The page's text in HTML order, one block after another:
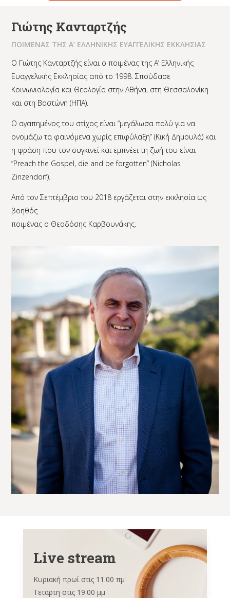
Γιώτης Κανταρτζής
ΠΟΙΜΕΝΑΣ ΤΗΣ Α’ ΕΛΛΗΝΙΚΗΣ ΕΥΑΓΓΕΛΙΚΗΣ ΕΚΚΛΗΣΙΑΣ
Ο Γιώτης Κανταρτζής είναι ο ποιμένας της Α’ Ελληνικής
Ευαγγελικής Εκκλησίας από το 1998. Σπούδασε
Κοινωνιολογία και Θεολογία στην Αθήνα, στη Θεσσαλονίκη
και στη Βοστώνη (ΗΠΑ).
Ο αγαπημένος του στίχος είναι “μεγάλωσα πολύ για να
ονομάζω τα φαινόμενα χωρίς επιφύλαξη” (Κική Δημουλά) και
η φράση που τον συγκινεί και εμπνέει τη ζωή του είναι
“Preach the Gospel, die and be forgotten” (Nicholas
Zinzendorf).
Από τον Σεπτέμβριο του 2018 εργάζεται στην εκκλησία ως
βοηθός
ποιμένας ο Θεοδόσης Καρβουνάκης.
Live stream
Κυριακή πρωί στις 11.00 πμ
Τετάρτη στις 19.00 μμ